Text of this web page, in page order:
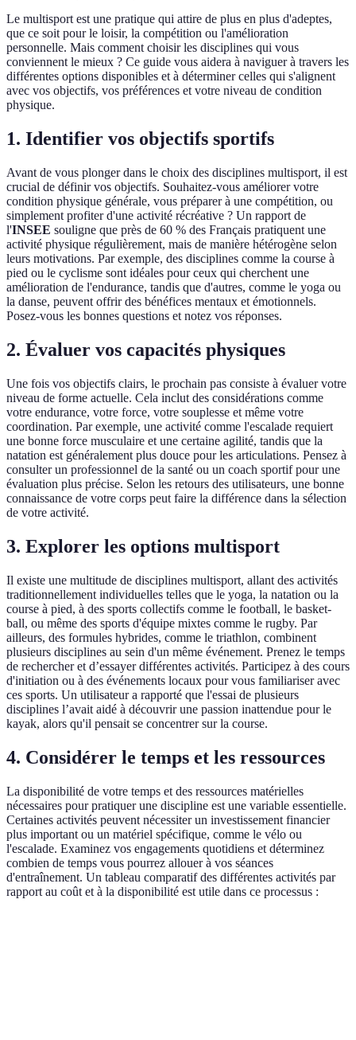
Le multisport est une pratique qui attire de plus en plus d'adeptes,
que ce soit pour le loisir, la compétition ou l'amélioration
personnelle. Mais comment choisir les disciplines qui vous
conviennent le mieux ? Ce guide vous aidera à naviguer à travers les
différentes options disponibles et à déterminer celles qui s'alignent
avec vos objectifs, vos préférences et votre niveau de condition
physique.
1. Identifier vos objectifs sportifs
Avant de vous plonger dans le choix des disciplines multisport, il est
crucial de définir vos objectifs. Souhaitez-vous améliorer votre
condition physique générale, vous préparer à une compétition, ou
simplement profiter d'une activité récréative ? Un rapport de
l'INSEE souligne que près de 60 % des Français pratiquent une
activité physique régulièrement, mais de manière hétérogène selon
leurs motivations. Par exemple, des disciplines comme la course à
pied ou le cyclisme sont idéales pour ceux qui cherchent une
amélioration de l'endurance, tandis que d'autres, comme le yoga ou
la danse, peuvent offrir des bénéfices mentaux et émotionnels.
Posez-vous les bonnes questions et notez vos réponses.
2. Évaluer vos capacités physiques
Une fois vos objectifs clairs, le prochain pas consiste à évaluer votre
niveau de forme actuelle. Cela inclut des considérations comme
votre endurance, votre force, votre souplesse et même votre
coordination. Par exemple, une activité comme l'escalade requiert
une bonne force musculaire et une certaine agilité, tandis que la
natation est généralement plus douce pour les articulations. Pensez à
consulter un professionnel de la santé ou un coach sportif pour une
évaluation plus précise. Selon les retours des utilisateurs, une bonne
connaissance de votre corps peut faire la différence dans la sélection
de votre activité.
3. Explorer les options multisport
Il existe une multitude de disciplines multisport, allant des activités
traditionnellement individuelles telles que le yoga, la natation ou la
course à pied, à des sports collectifs comme le football, le basket-
ball, ou même des sports d'équipe mixtes comme le rugby. Par
ailleurs, des formules hybrides, comme le triathlon, combinent
plusieurs disciplines au sein d'un même événement. Prenez le temps
de rechercher et d’essayer différentes activités. Participez à des cours
d'initiation ou à des événements locaux pour vous familiariser avec
ces sports. Un utilisateur a rapporté que l'essai de plusieurs
disciplines l’avait aidé à découvrir une passion inattendue pour le
kayak, alors qu'il pensait se concentrer sur la course.
4. Considérer le temps et les ressources
La disponibilité de votre temps et des ressources matérielles
nécessaires pour pratiquer une discipline est une variable essentielle.
Certaines activités peuvent nécessiter un investissement financier
plus important ou un matériel spécifique, comme le vélo ou
l'escalade. Examinez vos engagements quotidiens et déterminez
combien de temps vous pourrez allouer à vos séances
d'entraînement. Un tableau comparatif des différentes activités par
rapport au coût et à la disponibilité est utile dans ce processus :